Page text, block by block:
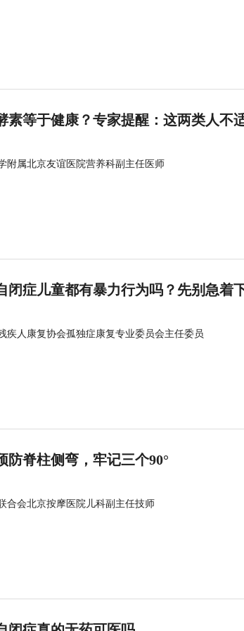
素等于健康？专家提醒：这两类人不
附属北京友谊医院营养科副主任医师
闭症儿童都有暴力行为吗？先别急着
疾人康复协会孤独症康复专业委员会主任委员
防脊柱侧弯，牢记三个90°
合会北京按摩医院儿科副主任技师